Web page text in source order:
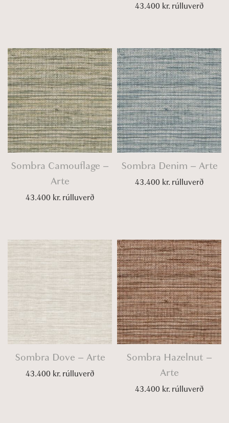
43.400 kr.rúlluverð
Sombra Camouflage –
Arte
43.400 kr.rúlluverð
Sombra Denim – Arte
43.400 kr.rúlluverð
Sombra Dove – Arte
43.400 kr.rúlluverð
Sombra Hazelnut –
Arte
43.400 kr.rúlluverð